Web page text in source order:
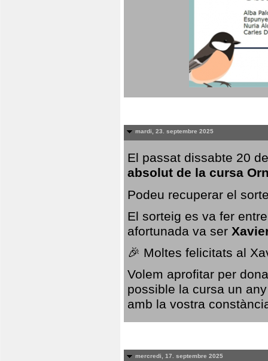
mardi, 23. septembre 2025
El passat dissabte 20
absolut de la cursa
Podeu recuperar el
El sorteig es va fer
afortunada va ser
🎉 Moltes felicitats al
Volem aprofitar per
possible la cursa un
amb la vostra
mercredi, 17. septembre 2025